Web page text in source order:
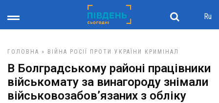
Ru
ГОЛОВНА » ВІЙНА РОСІЇ ПРОТИ УКРАЇНИ КРИМІНАЛ
В Болградському районі працівники
військомату за винагороду знімали
військовозабов’язаних з обліку